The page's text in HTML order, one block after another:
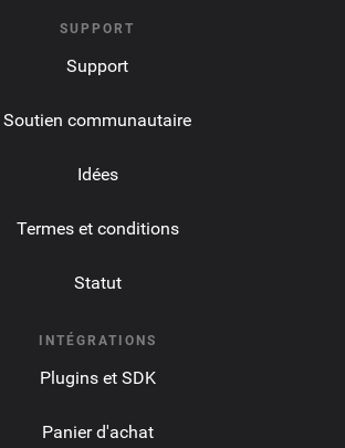
SUPPORT
Support
Soutien communautaire
Idées
Termes et conditions
Statut
INTÉGRATIONS
Plugins et SDK
Panier d'achat